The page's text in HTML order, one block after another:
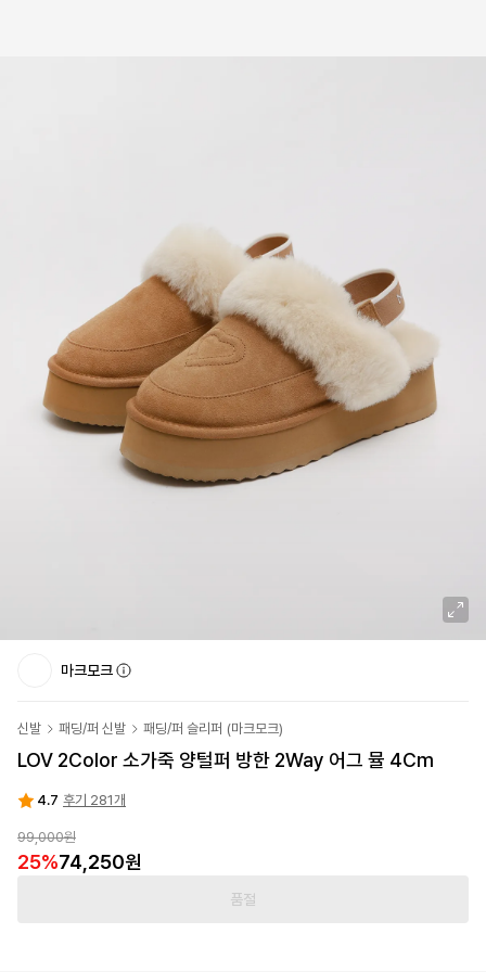
마크모크
신발 패딩/퍼 신발 패딩/퍼 슬리퍼 (마크모크)
LOV 2Color 소가죽 양털퍼 방한 2Way 어그 뮬 4Cm
4.7 후기 281개
99,000원
25%74,250원
품절